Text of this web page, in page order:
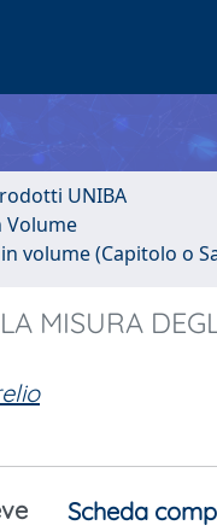
UNIBA
Volume
volume (Capitolo o
MISURA
Scheda